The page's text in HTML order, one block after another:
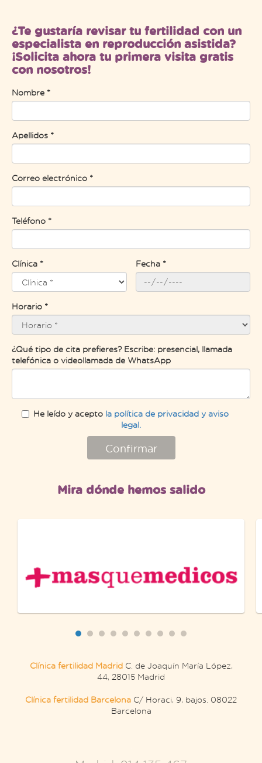
¿Te gustaría revisar tu fertilidad con un
especialista en reproducción asistida?
¡Solicita ahora tu primera visita gratis
con nosotros!
Nombre *
Apellidos *
Correo electrónico *
Teléfono *
Clínica * Fecha *
Horario *
¿Qué tipo de cita prefieres? Escribe: presencial, llamada
telefónica o videollamada de WhatsApp
He leído y acepto la política de privacidad y aviso
legal.
Confirmar
Mira dónde hemos salido
Clínica fertilidad MadridC. de Joaquín María López,
44, 28015 Madrid
Clínica fertilidad Barcelona C/ Horaci, 9, bajos. 08022
Barcelona